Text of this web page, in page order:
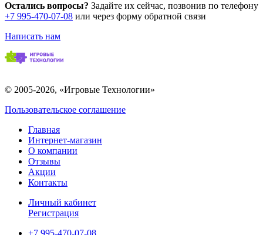
Остались вопросы? Задайте их сейчас, позвонив по телефону
+7 995-470-07-08 или через форму обратной связи
Написать нам
© 2005-2026, «Игровые Технологии»
Пользовательское соглашение
Главная
Интернет-магазин
О компании
Отзывы
Акции
Контакты
Личный кабинет
Регистрация